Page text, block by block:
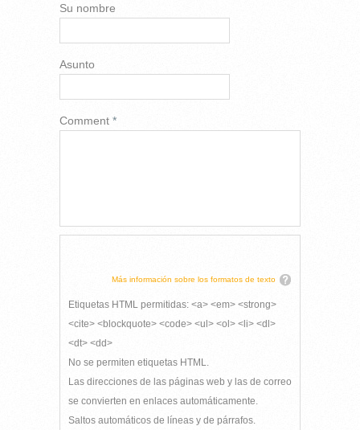
Su nombre
Asunto
Comment *
Más información sobre los formatos de texto
Etiquetas HTML permitidas: <a> <em> <strong>
<cite> <blockquote> <code> <ul> <ol> <li> <dl>
<dt> <dd>
No se permiten etiquetas HTML.
Las direcciones de las páginas web y las de correo
se convierten en enlaces automáticamente.
Saltos automáticos de líneas y de párrafos.